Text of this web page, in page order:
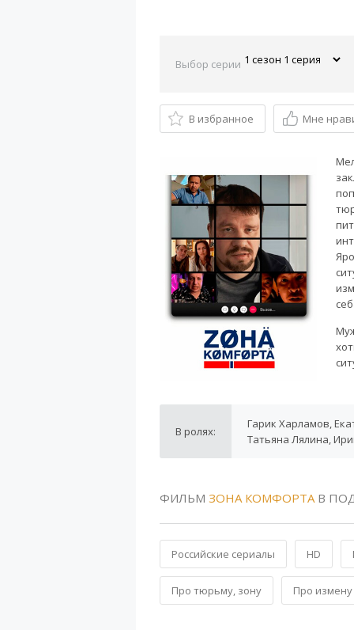
Выбор серии
В избранное Мне
В ролях:
Гарик Харламов,
Татьяна Лялина,
ФИЛЬМ ЗОНА КОМФОРТАВ
Российские сериалы HD
Про тюрьму, зону Про